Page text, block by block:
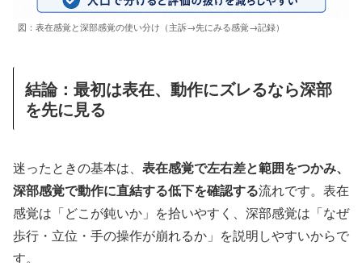
図：表在感覚と深部感覚の使い分け（主訴→先にみる感覚→記録）
結論：最初は表在、動作にズレるなら深部
を先に見る
迷ったときの基本は、 表在感覚で左右差と範囲をつかみ、
深部感覚で動作に直結する低下を確認する流れです。表在
感覚は「どこが鈍いか」を拾いやすく、深部感覚は「なぜ
歩行・立位・手の操作が崩れるか」を説明しやすいからで
す。